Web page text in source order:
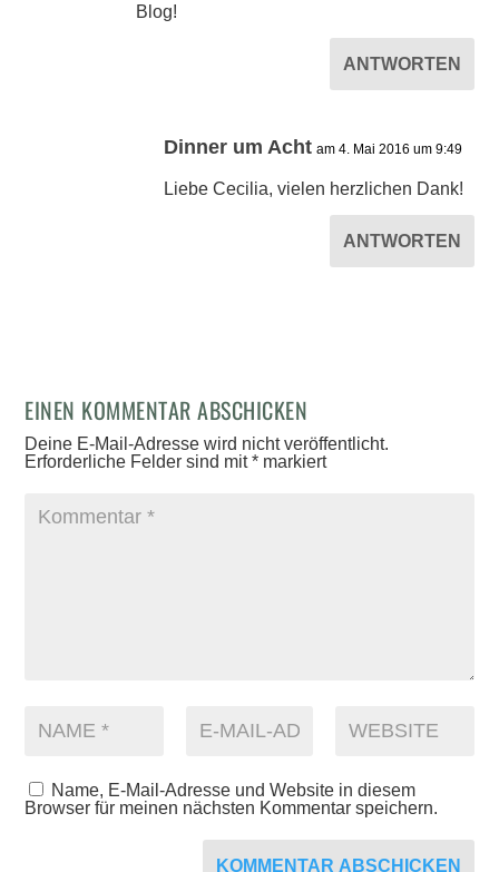
Blog!
ANTWORTEN
Dinner um Acht am 4. Mai 2016 um 9:49
Liebe Cecilia, vielen herzlichen Dank!
ANTWORTEN
EINEN KOMMENTAR ABSCHICKEN
Deine E-Mail-Adresse wird nicht veröffentlicht.
Erforderliche Felder sind mit* markiert
Name, E-Mail-Adresse und Website in diesem
Browser für meinen nächsten Kommentar speichern.
KOMMENTAR ABSCHICKEN